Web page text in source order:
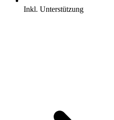
Inkl. Unterstützung